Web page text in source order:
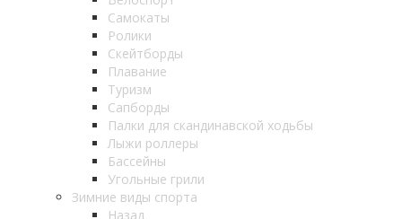
Самокаты
Ролики
Скейтборды
Плавание
Туризм
Сапборды
Палки для скандинавской ходьбы
Лыжи роллеры
Бассейны
Угольные грили
Зимние виды спорта
Назад